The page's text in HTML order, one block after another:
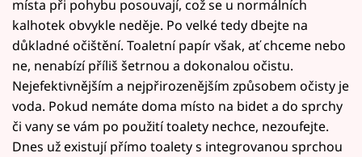
místa při pohybu posouvají, což se u normálních
kalhotek obvykle neděje. Po velké tedy dbejte na
důkladné očištění. Toaletní papír však, ať chceme nebo
ne, nenabízí příliš šetrnou a dokonalou očistu.
Nejefektivnějším a nejpřirozenějším způsobem očisty je
voda. Pokud nemáte doma místo na bidet a do sprchy
či vany se vám po použití toalety nechce, nezoufejte.
Dnes už existují přímo toalety s integrovanou sprchou